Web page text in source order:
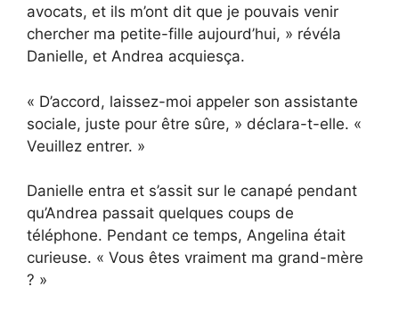
avocats, et ils m’ont dit que je pouvais venir
chercher ma petite-fille aujourd’hui, » révéla
Danielle, et Andrea acquiesça.
« D’accord, laissez-moi appeler son assistante
sociale, juste pour être sûre, » déclara-t-elle. «
Veuillez entrer. »
Danielle entra et s’assit sur le canapé pendant
qu’Andrea passait quelques coups de
téléphone. Pendant ce temps, Angelina était
curieuse. « Vous êtes vraiment ma grand-mère
? »